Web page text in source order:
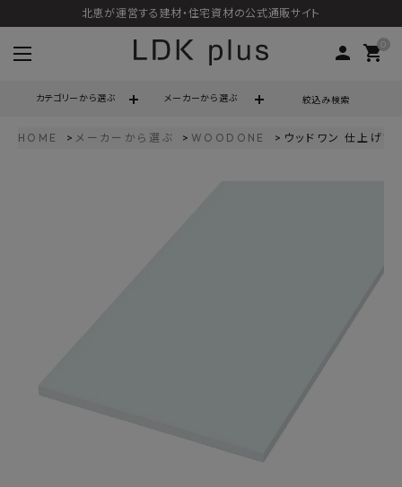
北恵が運営する建材・住宅資材の公式通販サイト
person 0
shopping_cart
カテゴリーから選ぶ メーカーから選ぶ 絞込み検索
HOME メーカーから選ぶ WOODONE ウッドワン 仕上げ